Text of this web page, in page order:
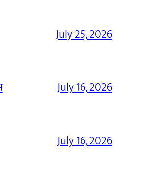
July 25, 2026
July 16, 2026
July 16, 2026